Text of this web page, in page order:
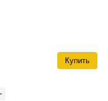
Купить